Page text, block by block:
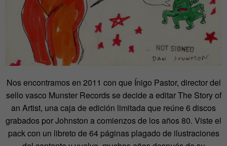
Nos encontramos en 2011 con que Ínigo Pastor, director del
sello vasco Munster Records se decide a editar The Story of
an Artist, una caja de edición limitada que reúne 6 discos
grabados por Johnston a comienzos de los años 80. Viste el
pack con un libreto de 64 páginas plagado de ilustraciones